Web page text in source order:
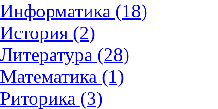
Информатика (18)
История (2)
Литература (28)
Математика (1)
Риторика (3)